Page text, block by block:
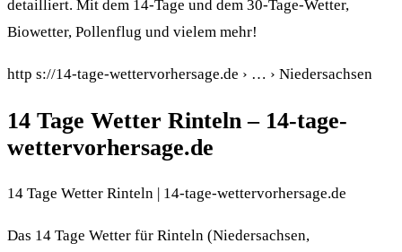
detailliert. Mit dem 14-Tage und dem 30-Tage-Wetter,
Biowetter, Pollenflug und vielem mehr!
http s://14-tage-wettervorhersage.de › … › Niedersachsen
14 Tage Wetter Rinteln – 14-tage-
wettervorhersage.de
14 Tage Wetter Rinteln | 14-tage-wettervorhersage.de
Das 14 Tage Wetter für Rinteln (Niedersachsen,